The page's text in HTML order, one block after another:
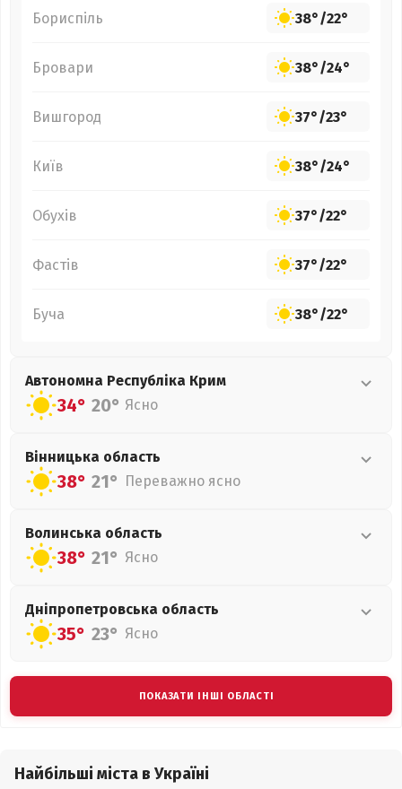
Бориспіль 38°/22°
Бровари 38°/24°
Вишгород 37°/23°
Київ 38°/24°
Обухів 37°/22°
Фастів 37°/22°
Буча 38°/22°
Автономна Республіка Крим
34° 20° Ясно
Вінницька область
38° 21° Переважно ясно
Волинська область
38° 21° Ясно
Дніпропетровська область
35° 23° Ясно
ПОКАЗАТИ ІНШІ ОБЛАСТІ
Найбільші міста в Україні